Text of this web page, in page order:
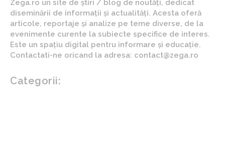
Zega.ro un site de știri / blog de noutăți, dedicat
diseminării de informații și actualități. Acesta oferă
articole, reportaje și analize pe teme diverse, de la
evenimente curente la subiecte specifice de interes.
Este un spațiu digital pentru informare și educație.
Contactati-ne oricand la adresa: contact@zega.ro
Categorii: